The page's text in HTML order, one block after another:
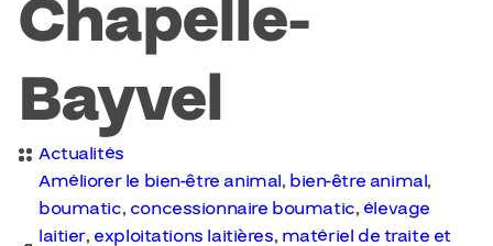
Chapelle-
Bayvel
Actualités
Améliorer le bien-être animal, bien-être animal,
boumatic, concessionnaire boumatic, élevage
laitier, exploitations laitières, matériel de traite et